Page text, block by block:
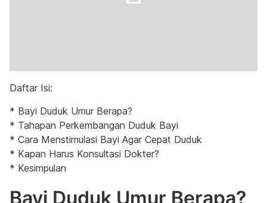
Daftar Isi:
* Bayi Duduk Umur Berapa?
* Tahapan Perkembangan Duduk Bayi
* Cara Menstimulasi Bayi Agar Cepat Duduk
* Kapan Harus Konsultasi Dokter?
* Kesimpulan
Bayi Duduk Umur Berapa?